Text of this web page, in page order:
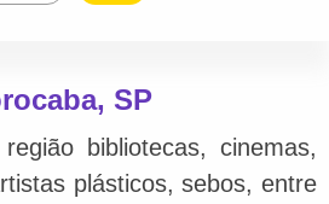
SP
bibliotecas, cinemas,
plásticos, sebos, entre